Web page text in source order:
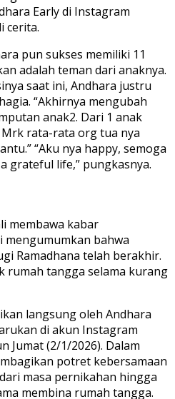
Early di Instagram
cerita.
pun sukses memiliki 11
adalah teman dari anaknya.
saat ini, Andhara justru
“Akhirnya mengubah
anak2. Dari 1 anak
rata-rata org tua nya
“Aku nya happy, semoga
grateful life,” pungkasnya.
membawa kabar
mengumumkan bahwa
Ramadhana telah berakhir.
rumah tangga selama kurang
langsung oleh Andhara
di akun Instagram
Jumat (2/1/2026). Dalam
potret kebersamaan
masa pernikahan hingga
membina rumah tangga.